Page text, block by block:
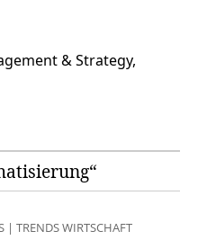
& Strategy,
| TRENDS WIRTSCHAFT